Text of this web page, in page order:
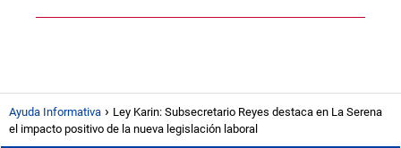
Ayuda Informativa
Ley Karin: Subsecretario Reyes destaca en La Serena
el impacto positivo de la nueva legislación laboral